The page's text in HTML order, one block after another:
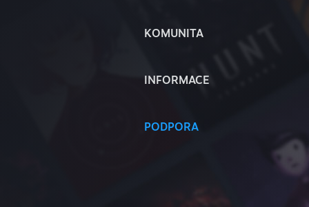
KOMUNITA
INFORMACE
PODPORA